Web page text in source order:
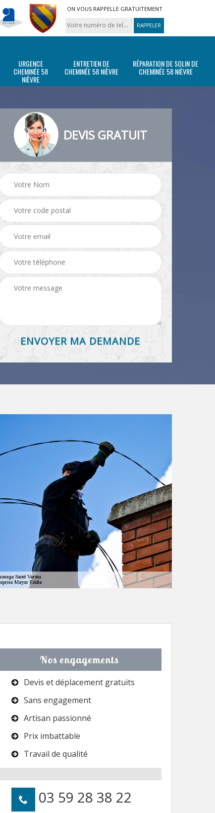
ON VOUS RAPPELLE GRATUITEMENT
URGENCE
CHEMINÉE 58
NIÈVRE
ENTRETIEN DE
CHEMINÉE 58 NIÈVRE
RÉPARATION DE SOLIN DE
CHEMINÉE 58 NIÈVRE
DEVIS GRATUIT
Nos engagements
Devis et déplacement gratuits
Sans engagement
Artisan passionné
Prix imbattable
Travail de qualité
03 59 28 38 22